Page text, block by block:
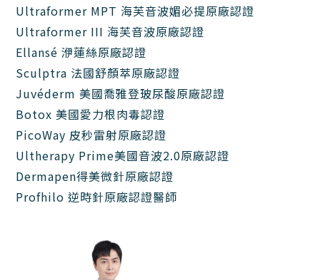
Ultraformer MPT 海芙音波媚必提原廠認證
Ultraformer III 海芙音波原廠認證
Ellansé 洢蓮絲原廠認證
Sculptra 法國舒顏萃原廠認證
Juvéderm 美國喬雅登玻尿酸原廠認證
Botox 美國愛力根肉毒認證
PicoWay 皮秒雷射原廠認證
Ultherapy Prime美國音波2.0原廠認證
Dermapen得美微針原廠認證
Profhilo 逆時針原廠認證醫師